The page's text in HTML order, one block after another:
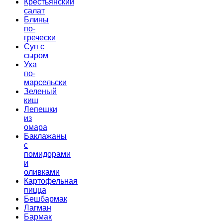
салат
Блины
по-
гречески
Суп с
сыром
Уха
по-
марсельски
Зеленый
киш
Лепешки
из
омара
Баклажаны
с
помидорами
и
оливками
Картофельная
пицца
Бешбармак
Лагман
Бармак